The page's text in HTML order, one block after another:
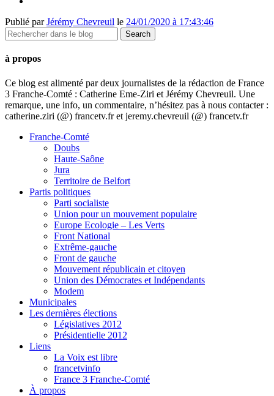
Publié parJérémy Chevreuil le 24/01/2020 à 17:43:46
à propos
Ce blog est alimenté par deux journalistes de la rédaction de France
3 Franche-Comté : Catherine Eme-Ziri et Jérémy Chevreuil. Une
remarque, une info, un commentaire, n’hésitez pas à nous contacter :
catherine.ziri (@) francetv.fr et jeremy.chevreuil (@) francetv.fr
Franche-Comté
Doubs
Haute-Saône
Jura
Territoire de Belfort
Partis politiques
Parti socialiste
Union pour un mouvement populaire
Europe Ecologie – Les Verts
Front National
Extrême-gauche
Front de gauche
Mouvement républicain et citoyen
Union des Démocrates et Indépendants
Modem
Municipales
Les dernières élections
Législatives 2012
Présidentielle 2012
Liens
La Voix est libre
francetvinfo
France 3 Franche-Comté
À propos